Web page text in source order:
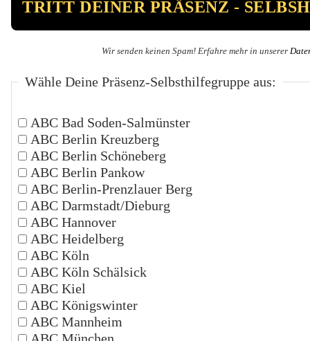
Wir senden keinen Spam! Erfahre mehr in unserer
Wähle Deine Präsenz-Selbsthilfegruppe aus:
ABC Bad Soden-Salmünster
ABC Berlin Kreuzberg
ABC Berlin Schöneberg
ABC Berlin Pankow
ABC Berlin-Prenzlauer Berg
ABC Darmstadt/Dieburg
ABC Hannover
ABC Heidelberg
ABC Köln
ABC Köln Schälsick
ABC Kiel
ABC Königswinter
ABC Mannheim